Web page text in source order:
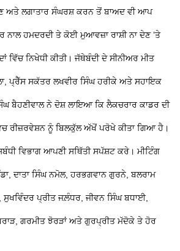
ਅਤੇ ਲਗਾਤਾਰ ਸੰਘਰਸ਼ ਕਰਨ ਤੋਂ ਬਾਅਦ ਵੀ ਆਪ
ਨਾਲ ਹਮਦਰਦੀ ਤੇ ਕੋਈ ਮੁਆਵਜ਼ਾ ਰਾਸ਼ੀ ਨਾ ਦੇਣ ’ਤੇ
ਵਿੱਚ ਨਿਖੇਧੀ ਕੀਤੀ। ਜੱਥੇਬੰਦੀ ਦੇ ਸੀਨੀਅਰ ਮੀਤ
ਪ੍ਰੈੱਸ ਸਕੱਤਰ ਲਖਵੀਰ ਸਿੰਘ ਹਰੀਕੇ ਅਤੇ ਸਹਾਇਕ
ਬੈਹਣੀਵਾਲ ਨੇ ਦੋਸ਼ ਲਾਇਆ ਕਿ ਲੈਕਚਰਾਰ ਕਾਡਰ ਦੀ
ਰੀਜ਼ਰਵੇਸ਼ਨ ਨੂੰ ਬਿਲਕੁੱਲ ਅੱਖੋਂ ਪਰੋਖੇ ਕੀਤਾ ਗਿਆ ਹੈ।
ਵਿਭਾਗ ਆਪਣੀ ਸਥਿੱਤੀ ਸਪੱਸ਼ਟ ਕਰੇ। ਮੀਟਿੰਗ
ਦਾਤਾ ਸਿੰਘ ਨਮੋਲ, ਹਰਭਗਵਾਨ ਗੁਰਨੇ, ਬਲਰਾਮ
ਸੁਖਵਿੰਦਰ ਪ੍ਰੀਤ ਜਲ਼ੰਧਰ, ਜੀਵਨ ਸਿੰਘ ਬਧਾਈ,
ਗਰਮੀਤ ਝੋਰੜਾਂ ਅਤੇ ਗੁਰਪ੍ਰੀਤ ਮੱਦੋਕੇ ਤੇ ਹੋਰ